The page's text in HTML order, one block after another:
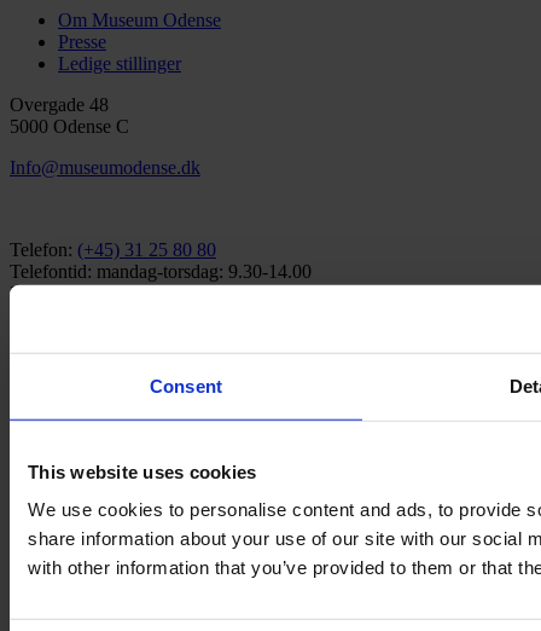
Consent
This website uses cookies
We use cookies to personalise content and ads, to provide
share information about your use of our site with our social
with other information that you’ve provided to them or that
Om Museum Odense
Presse
Ledige stillinger
Overgade 48
5000 Odense C
Info@museumodense.dk
Telefon: (+45) 31 25 80 80
Telefontid: mandag-torsdag: 9.30-14.00
Fredag: 9.30-12.00
CVR-nr.: 39156040
EAN nr. 5790002433825
Den fynske landsby
H.C. Andersens hus
TID – Museum for Odense